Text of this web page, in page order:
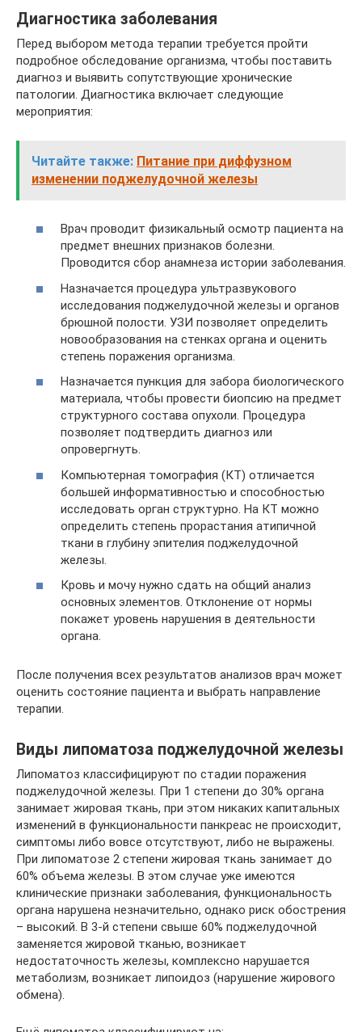
Диагностика заболевания
Перед выбором метода терапии требуется пройти
подробное обследование организма, чтобы поставить
диагноз и выявить сопутствующие хронические
патологии. Диагностика включает следующие
мероприятия:
Читайте также: Питание при диффузном
изменении поджелудочной железы
Врач проводит физикальный осмотр пациента на
предмет внешних признаков болезни.
Проводится сбор анамнеза истории заболевания.
Назначается процедура ультразвукового
исследования поджелудочной железы и органов
брюшной полости. УЗИ позволяет определить
новообразования на стенках органа и оценить
степень поражения организма.
Назначается пункция для забора биологического
материала, чтобы провести биопсию на предмет
структурного состава опухоли. Процедура
позволяет подтвердить диагноз или
опровергнуть.
Компьютерная томография (КТ) отличается
большей информативностью и способностью
исследовать орган структурно. На КТ можно
определить степень прорастания атипичной
ткани в глубину эпителия поджелудочной
железы.
Кровь и мочу нужно сдать на общий анализ
основных элементов. Отклонение от нормы
покажет уровень нарушения в деятельности
органа.
После получения всех результатов анализов врач может
оценить состояние пациента и выбрать направление
терапии.
Виды липоматоза поджелудочной железы
Липоматоз классифицируют по стадии поражения
поджелудочной железы. При 1 степени до 30% органа
занимает жировая ткань, при этом никаких капитальных
изменений в функциональности панкреас не происходит,
симптомы либо вовсе отсутствуют, либо не выражены.
При липоматозе 2 степени жировая ткань занимает до
60% объема железы. В этом случае уже имеются
клинические признаки заболевания, функциональность
органа нарушена незначительно, однако риск обострения
– высокий. В 3-й степени свыше 60% поджелудочной
заменяется жировой тканью, возникает
недостаточность железы, комплексно нарушается
метаболизм, возникает липоидоз (нарушение жирового
обмена).